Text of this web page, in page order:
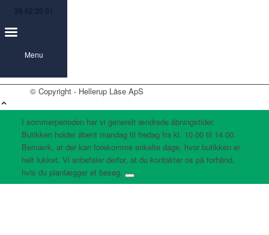
39 62 35 01
Menu
© Copyright - Hellerup Låse ApS
I sommerperioden har vi generelt ændrede åbningstider.
Butikken holder åbent mandag til fredag fra kl. 10.00 til 14.00.
Bemærk, at der kan forekomme enkelte dage, hvor butikken er
helt lukket. Vi anbefaler derfor, at du kontakter os på forhånd,
hvis du planlægger et besøg.